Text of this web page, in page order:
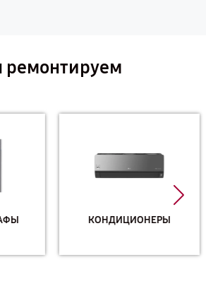
КОНДИЦИОНЕРЫ